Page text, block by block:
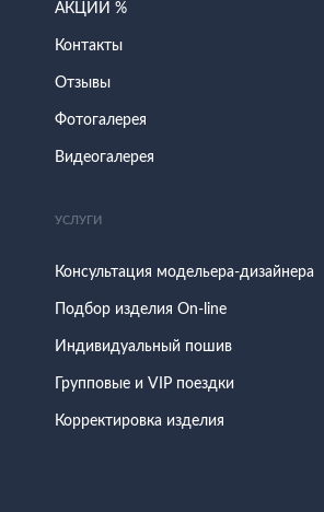
АКЦИИ %
Контакты
Отзывы
Фотогалерея
Видеогалерея
УСЛУГИ
Консультация модельера-дизайнера
Подбор изделия On-line
Индивидуальный пошив
Групповые и VIP поездки
Корректировка изделия